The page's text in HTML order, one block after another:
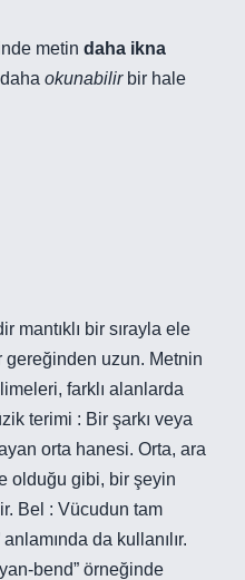
metin daha ikna
okunabilirbir hale
mantıklı bir sırayla ele
gereğinden uzun. Metnin
farklı alanlarda
terimi : Bir şarkı veya
orta hanesi. Orta, ara
olduğu gibi, bir şeyin
Bel : Vücudun tam
da kullanılır.
bend” örneğinde